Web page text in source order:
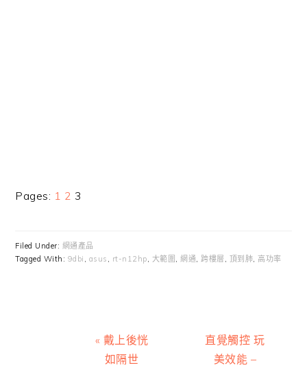
Pages: Page
1 Page
2 Page
3
Filed Under: 網通產品
Tagged With: 9dbi asus rt-n12hp 大範圍 ,網通 跨樓層 頂到肺 高功率
Previous
Post:
« 戴上後恍
如隔世
Next
Post:
直覺觸控 玩
美效能 –